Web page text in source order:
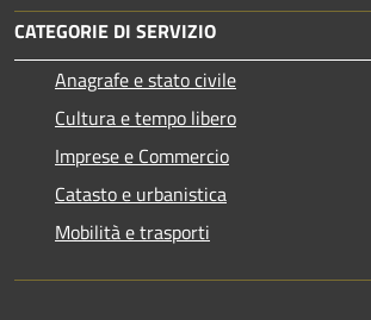
CATEGORIE DI SERVIZIO
Anagrafe e stato civile
Cultura e tempo libero
Imprese e Commercio
Catasto e urbanistica
Mobilità e trasporti